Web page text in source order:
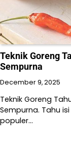
Teknik Goreng
Sempurna
December 9, 2025
Teknik Goreng
Sempurna. Tahu
populer…